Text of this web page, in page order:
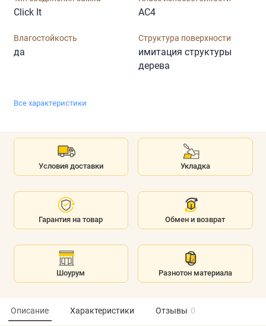
Click It AC4
Влагостойкость
да
Структура поверхности
имитация структуры
дерева
Все характеристики
Условия доставки Укладка
Гарантия на товар Обмен и возврат
Шоурум Разнотон материала
Описание Характеристики Отзывы 0